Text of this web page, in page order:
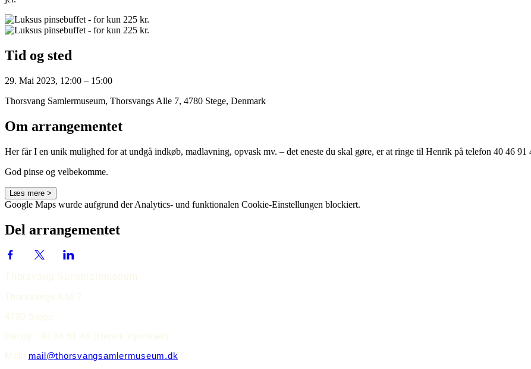
Tid og sted
29. Mai 2023, 12:00 – 15:00
Thorsvang Samlermuseum, Thorsvangs Alle 7, 4780 Stege, Denmark
Om arrangementet
Her får I en unik mulighed for at undgå indkøb, madlavning, opvask mv. – det eneste du skal gøre, er at ringe til Henrik på telefon 40 46
God pinse og velbekomme.
Læs mere >
Google Maps wurde aufgrund der Analytics- und funktionalen Cookie-Einstellungen blockiert.
Del arrangementet
Thorsvang Sammlermuseum
Thorsvangs Allé 7
4780 Stege
Handy:
40 46 91 46 (Henrik Hjortkær)
Mail: mail@thorsvangsamlermuseum.dk